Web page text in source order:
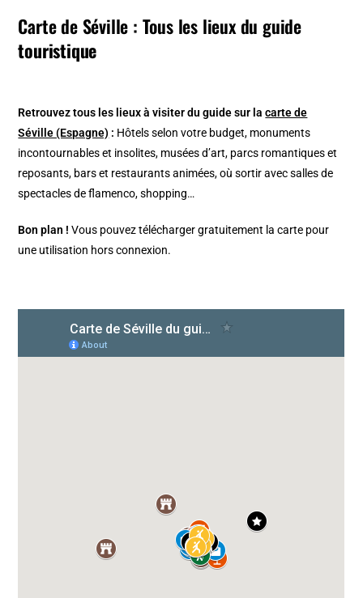
Carte de Séville : Tous les lieux du guide
touristique
Retrouvez tous les lieux à visiter du guide sur lacarte de
Séville (Espagne) : Hôtels selon votre budget, monuments
incontournables et insolites, musées d’art, parcs romantiques et
reposants, bars et restaurants animées, où sortir avec salles de
spectacles de flamenco, shopping…
Bon plan ! Vous pouvez télécharger gratuitement la carte pour
une utilisation hors connexion.